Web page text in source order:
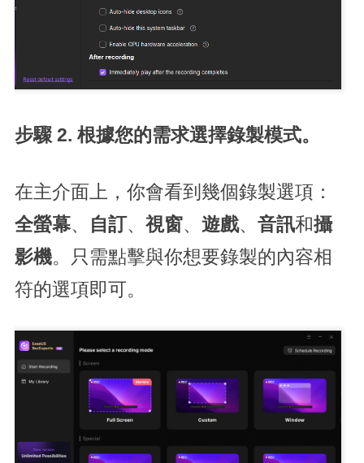
步驟 2. 根據您的需求選擇錄製模式。
在主介面上，你會看到幾個錄製選項：
全螢幕、 自訂 、 視窗、 遊戲、 音訊和攝
影機。只需點擊與你想要錄製的內容相
符的選項即可。